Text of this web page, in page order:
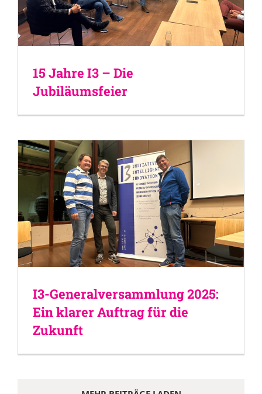
15 Jahre I3 – Die
Jubiläumsfeier
I3-Generalversammlung 2025:
Ein klarer Auftrag für die
Zukunft